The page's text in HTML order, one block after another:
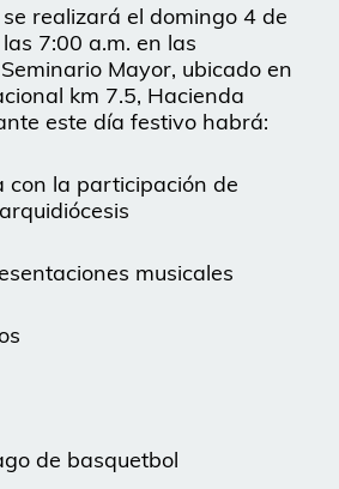
realizará el domingo 4 de
7:00 a.m. en las
Mayor, ubicado en
km 7.5, Hacienda
este día festivo habrá:
con la participación de
musicales
de basquetbol